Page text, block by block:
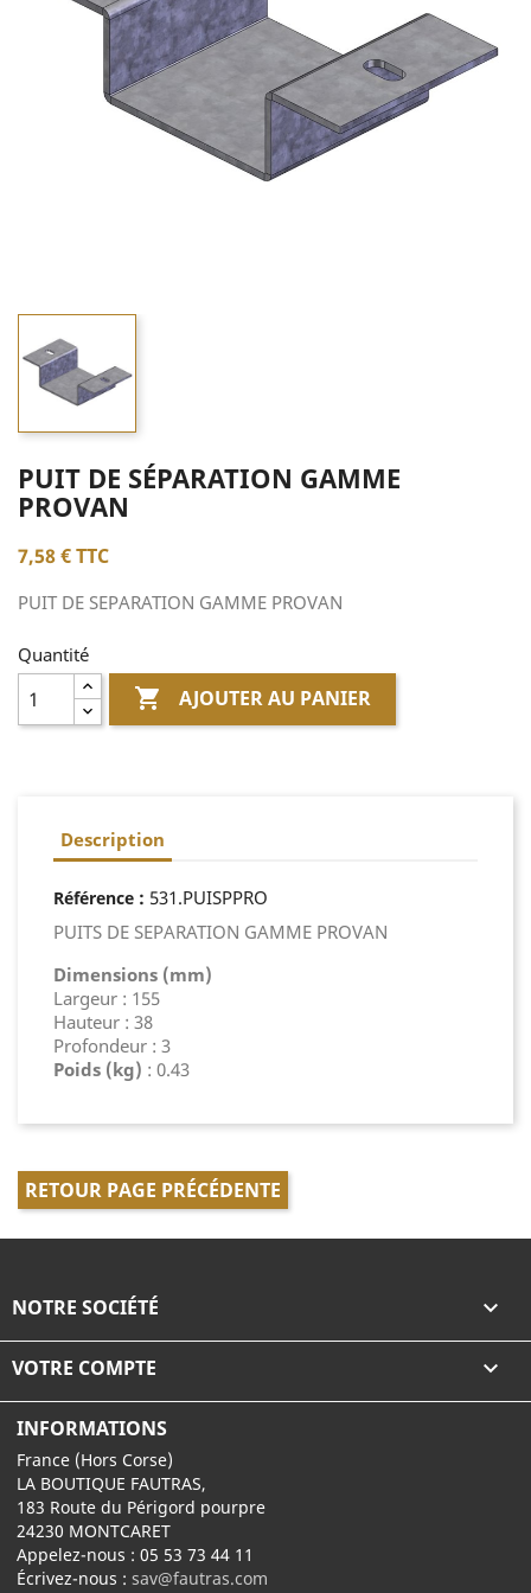
PUIT DE SÉPARATION GAMME
PROVAN
7,58 €TTC
PUIT DE SEPARATION GAMME PROVAN
Quantité
 AJOUTER AU PANIER
Description
Référence : 531.PUISPPRO
PUITS DE SEPARATION GAMME PROVAN
Dimensions (mm)
Largeur : 155
Hauteur : 38
Profondeur : 3
Poids (kg) : 0.43
RETOUR PAGE PRÉCÉDENTE
NOTRE SOCIÉTÉ 
VOTRE COMPTE 
INFORMATIONS
France (Hors Corse)
LA BOUTIQUE FAUTRAS,
183 Route du Périgord pourpre
24230 MONTCARET
Appelez-nous :05 53 73 44 11
Écrivez-nous :sav@fautras.com